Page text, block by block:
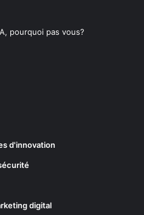
pourquoi pas vous?
d'innovation
digital